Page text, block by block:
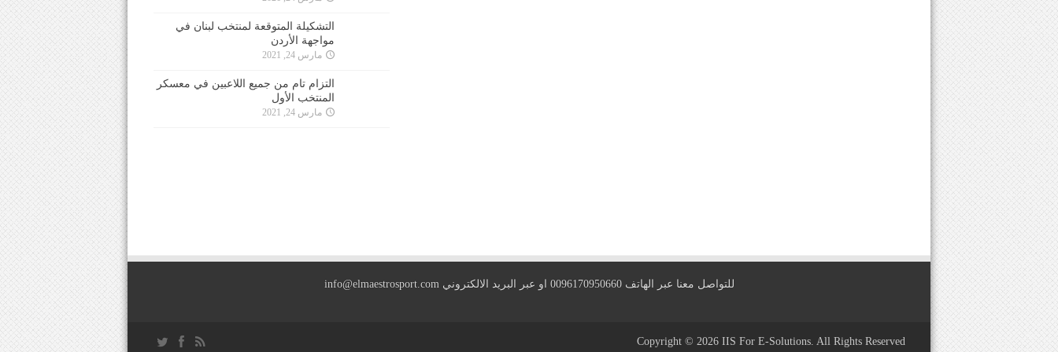
التشكيلة المتوقعة لمنتخب لبنان في
مواجهة الأردن
مارس 24, 2021
التزام تام من جميع اللاعبين في معسكر
المنتخب الأول
مارس 24, 2021
للتواصل معنا عبر الهاتف 0096170950660 او عبر البريد الالكتروني info@elmaestrosport.com
Copyright © 2026 IIS For E-Solutions. All Rights Reserved